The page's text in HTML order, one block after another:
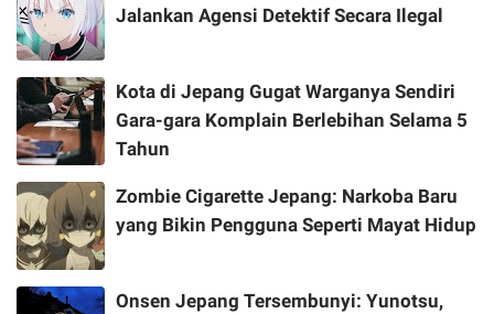
Jalankan Agensi Detektif Secara Ilegal
Kota di Jepang Gugat Warganya Sendiri
Gara-gara Komplain Berlebihan Selama 5
Tahun
Zombie Cigarette Jepang: Narkoba Baru
yang Bikin Pengguna Seperti Mayat Hidup
Onsen Jepang Tersembunyi: Yunotsu,